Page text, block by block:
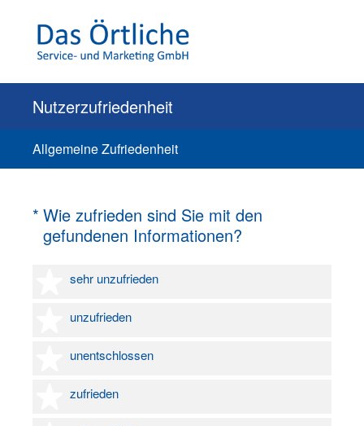
Nutzerzufriedenheit
Allgemeine Zufriedenheit
* Wie zufrieden sind Sie mit den
gefundenen Informationen?
(Erforderlich.)
sehr unzufrieden
1 Stern
unzufrieden
2 Sterne
unentschlossen
3 Sterne
zufrieden
4 Sterne